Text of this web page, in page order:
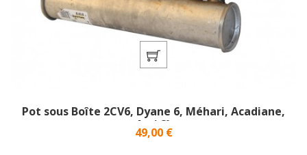
Pot sous Boîte 2CV6, Dyane 6, Méhari, Acadiane,
Ami 8}
Prix
49,00 €